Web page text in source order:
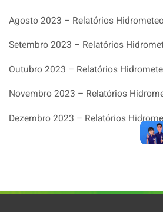
Agosto 2023 – Relatórios
Setembro 2023 – Relatórios
Outubro 2023 – Relatórios
Novembro 2023 – Relatórios
Dezembro 2023 – Relatórios